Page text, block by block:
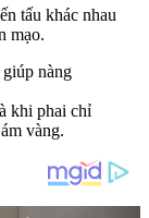
tấu khác nhau
mạo.
khi phai chỉ
vàng.